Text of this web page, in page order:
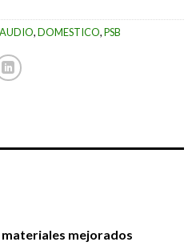
AUDIO,DOMESTICO,PSB
mejorados